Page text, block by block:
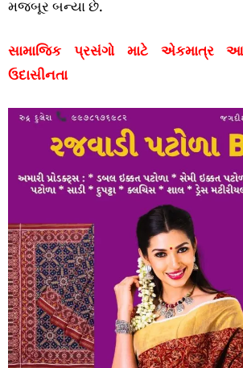
મજબૂર બન્યા છે.
સામાજિક પ્રસંગો માટે એકમાત્ર
ઉદાસીનતા